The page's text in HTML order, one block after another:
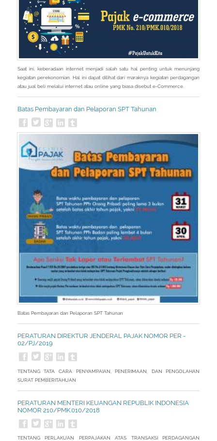
Saat ini, keberadaan internet menjadi salah satu hal penting untuk menunjang
kegiatan perekonomian. Hal ini dapat dilihat dari maraknya kegiatan perdagangan
atau jual beli melalui internet atau online yang biasa disebut e-Commerce.
Batas Pembayaran dan Pelaporan SPT Tahunan
Batas Pembayaran dan Pelaporan SPT Tahunan
PERATURAN DIREKTUR JENDERAL PAJAK NOMOR PER -
02/PJ/2019
TENTANG TATA CARA PENYAMPAIAN, PENERIMAAN, DAN PENGOLAHAN
SURAT PEMBERITAHUAN
PERATURAN MENTERI KEUANGAN REPUBLIK INDONESIA
NOMOR 210/PMK.010/2018
TENTANG PERLAKUAN PERPAJAKAN ATAS TRANSAKSI PERDAGANGAN